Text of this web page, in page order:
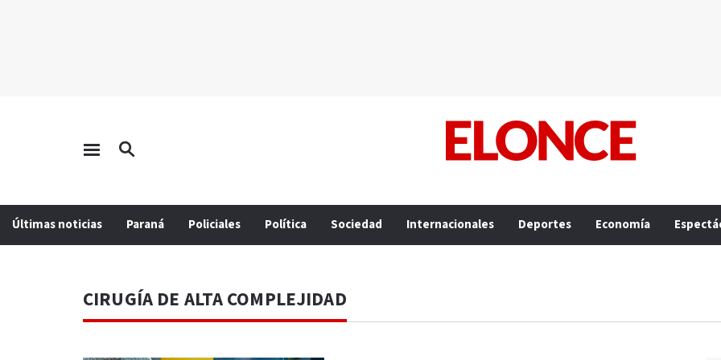
Últimas noticias Paraná Policiales Política Sociedad Internacionales Deportes Economía
CIRUGÍA DE ALTA COMPLEJIDAD